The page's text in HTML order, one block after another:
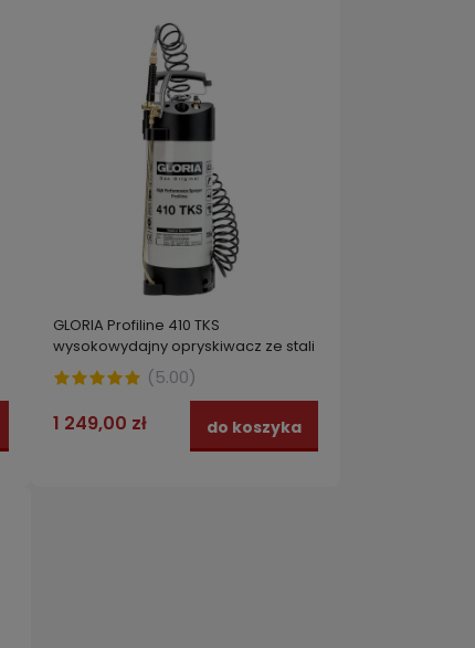
GLORIA Profiline 410 TKS
wysokowydajny opryskiwacz ze stali
10 l made in GERMANY
(5.00)
1 249,00 zł do koszyka